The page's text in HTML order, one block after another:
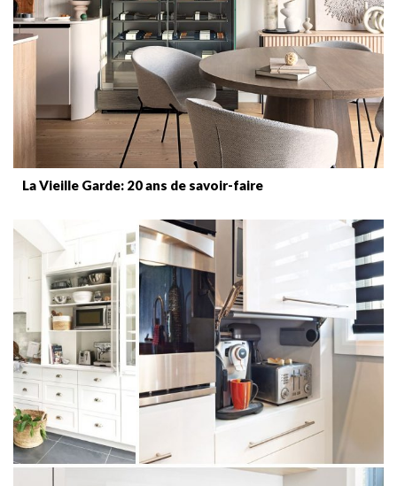
La Vieille Garde: 20 ans de savoir-faire